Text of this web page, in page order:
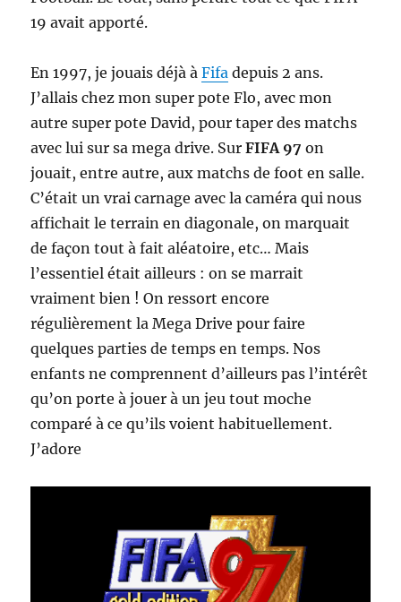
19 avait apporté.
En 1997, je jouais déjà àFifa depuis 2 ans.
J’allais chez mon super pote Flo, avec mon
autre super pote David, pour taper des matchs
avec lui sur sa mega drive. SurFIFA 97 on
jouait, entre autre, aux matchs de foot en salle.
C’était un vrai carnage avec la caméra qui nous
affichait le terrain en diagonale, on marquait
de façon tout à fait aléatoire, etc… Mais
l’essentiel était ailleurs : on se marrait
vraiment bien ! On ressort encore
régulièrement la Mega Drive pour faire
quelques parties de temps en temps. Nos
enfants ne comprennent d’ailleurs pas l’intérêt
qu’on porte à jouer à un jeu tout moche
comparé à ce qu’ils voient habituellement.
J’adore